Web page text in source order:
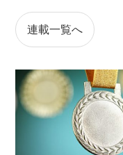
連載一覧へ